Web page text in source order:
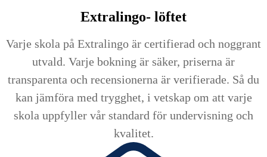
Extralingo- löftet
Varje skola på Extralingo är certifierad och noggrant
utvald. Varje bokning är säker, priserna är
transparenta och recensionerna är verifierade. Så du
kan jämföra med trygghet, i vetskap om att varje
skola uppfyller vår standard för undervisning och
kvalitet.